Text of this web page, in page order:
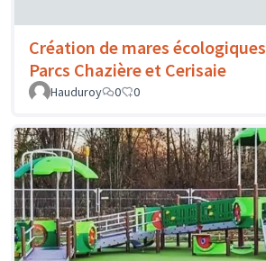
Création de mares écologiques
Parcs Chazière et Cerisaie
Hauduroy
0 0